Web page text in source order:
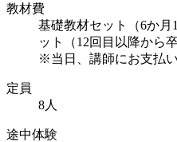
教材費
基礎教材セット（6か月
ット（12回目以降か
※当日、講師にお支払
定員
8人
途中体験